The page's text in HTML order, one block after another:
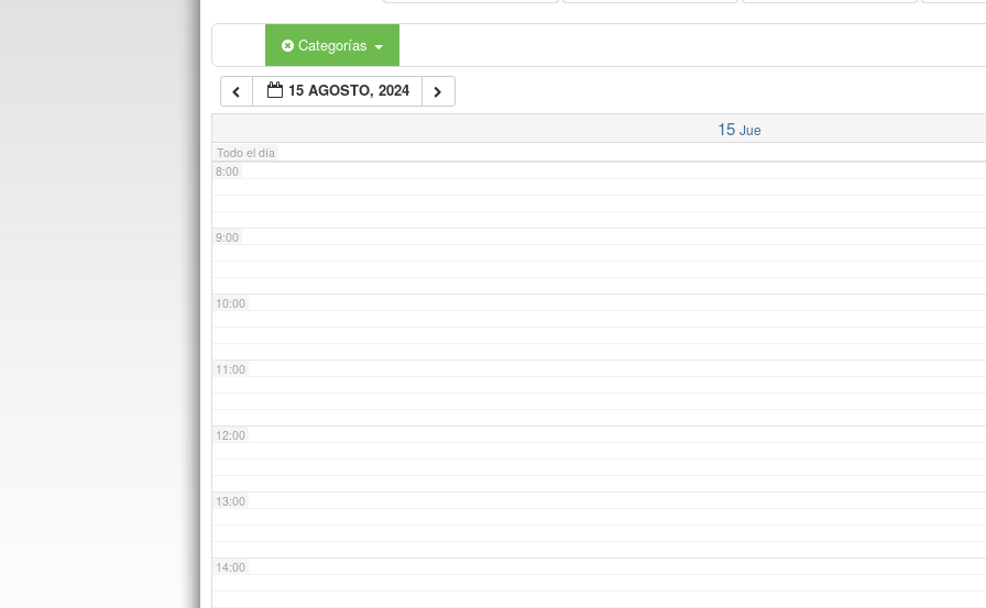
Categorías
15 AGOSTO, 2024
15 Jue
Todo el día
7:00
8:00
9:00
10:00
11:00
12:00
13:00
14:00